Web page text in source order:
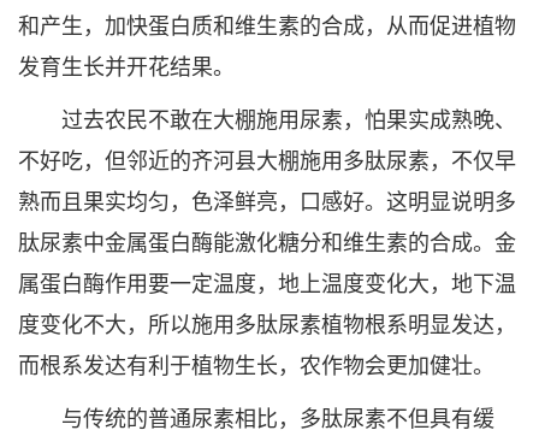
和产生，加快蛋白质和维生素的合成，从而促进植物
发育生长并开花结果。
过去农民不敢在大棚施用尿素，怕果实成熟晚、
不好吃，但邻近的齐河县大棚施用多肽尿素，不仅早
熟而且果实均匀，色泽鲜亮，口感好。这明显说明多
肽尿素中金属蛋白酶能激化糖分和维生素的合成。金
属蛋白酶作用要一定温度，地上温度变化大，地下温
度变化不大，所以施用多肽尿素植物根系明显发达，
而根系发达有利于植物生长，农作物会更加健壮。
与传统的普通尿素相比，多肽尿素不但具有缓